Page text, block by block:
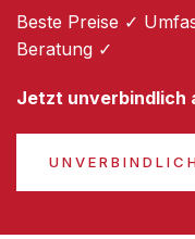
Beste Preise ✓
Beratung ✓
Jetzt unverbindlich